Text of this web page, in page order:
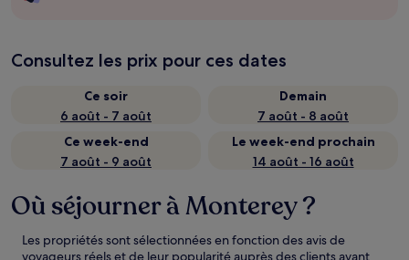
Consultez les prix pour ces dates
Ce soir
6 août - 7 août
Demain
7 août - 8 août
Ce week-end
7 août - 9 août
Le week-end prochain
14 août - 16 août
Où séjourner à Monterey ?
Les propriétés sont sélectionnées en fonction des avis de
voyageurs réels et de leur popularité auprès des clients ayant